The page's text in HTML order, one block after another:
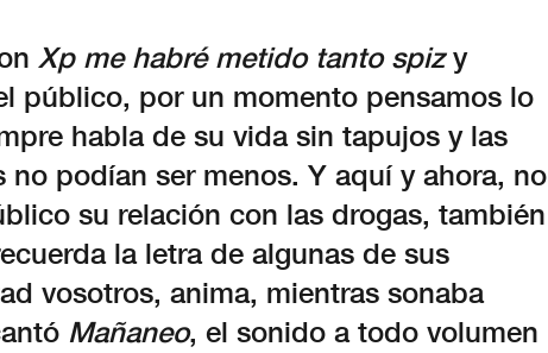
Xp me habré metido tanto spizy
público, por un momento pensamos lo
habla de su vida sin tapujos y las
no podían ser menos. Y aquí y ahora, no
su relación con las drogas, también
la letra de algunas de sus
vosotros, anima, mientras sonaba
Mañaneo, el sonido a todo volumen